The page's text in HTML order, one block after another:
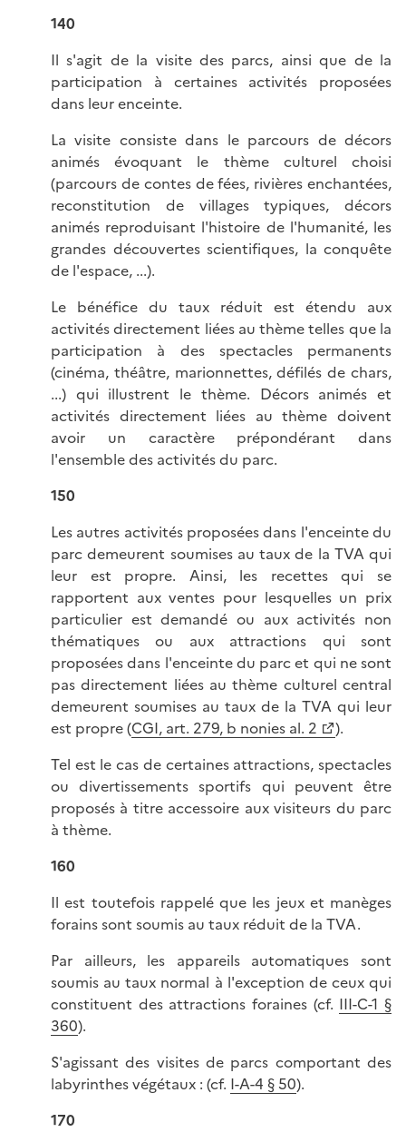
140
Il s'agit de la visite des parcs, ainsi que de la
participation à certaines activités proposées
dans leur enceinte.
La visite consiste dans le parcours de décors
animés évoquant le thème culturel choisi
(parcours de contes de fées, rivières enchantées,
reconstitution de villages typiques, décors
animés reproduisant l'histoire de l'humanité, les
grandes découvertes scientifiques, la conquête
de l'espace, ...).
Le bénéfice du taux réduit est étendu aux
activités directement liées au thème telles que la
participation à des spectacles permanents
(cinéma, théâtre, marionnettes, défilés de chars,
...) qui illustrent le thème. Décors animés et
activités directement liées au thème doivent
avoir un caractère prépondérant dans
l'ensemble des activités du parc.
150
Les autres activités proposées dans l'enceinte du
parc demeurent soumises au taux de la TVA qui
leur est propre. Ainsi, les recettes qui se
rapportent aux ventes pour lesquelles un prix
particulier est demandé ou aux activités non
thématiques ou aux attractions qui sont
proposées dans l'enceinte du parc et qui ne sont
pas directement liées au thème culturel central
demeurent soumises au taux de la TVA qui leur
est propre (CGI, art. 279, b nonies al. 2
).
Tel est le cas de certaines attractions, spectacles
ou divertissements sportifs qui peuvent être
proposés à titre accessoire aux visiteurs du parc
à thème.
160
Il est toutefois rappelé que les jeux et manèges
forains sont soumis au taux réduit de la TVA.
Par ailleurs, les appareils automatiques sont
soumis au taux normal à l'exception de ceux qui
constituent des attractions foraines (cf. III-C-1 §
360).
S'agissant des visites de parcs comportant des
labyrinthes végétaux : (cf. I-A-4 § 50).
170